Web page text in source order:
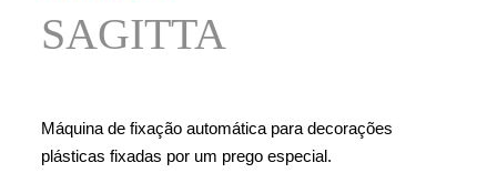
SAGITTA
Máquina de fixação automática para decorações
plásticas fixadas por um prego especial.